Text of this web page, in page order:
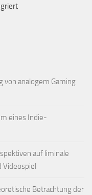
von analogem Gaming
eines Indie-
auf liminale
Videospiel
Betrachtung der